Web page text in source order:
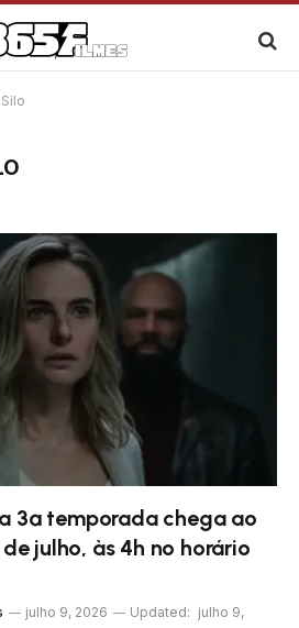
Silo
3ª temporada chega ao
julho, às 4h no horário
julho 9, 2026 Updated: julho 9,